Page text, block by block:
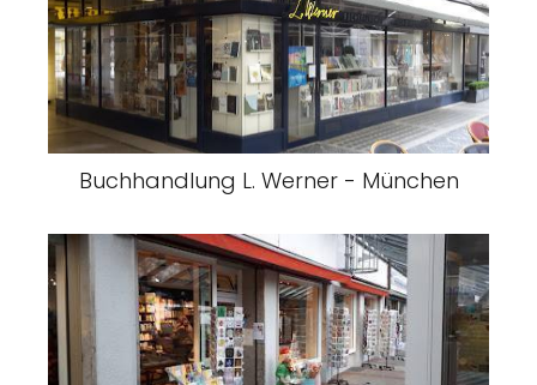
Buchhandlung L. Werner - München